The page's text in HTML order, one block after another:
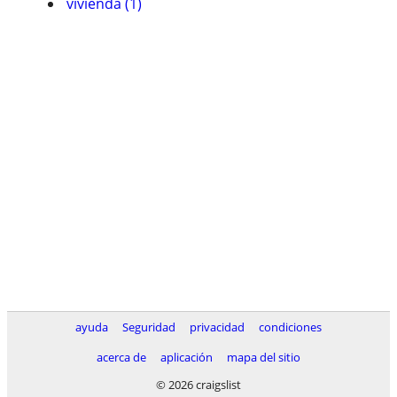
ayuda Seguridad privacidad
condiciones
acerca de
aplicación
mapa del sitio
© 2026 craigslist